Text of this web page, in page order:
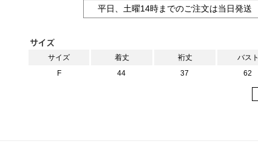
平日、土曜14時までのご注文は当日発送
サイズ 着丈 裄丈 バスト
F
44 37 62